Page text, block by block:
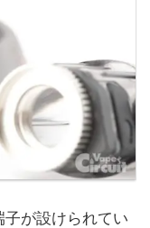
が設けられてい